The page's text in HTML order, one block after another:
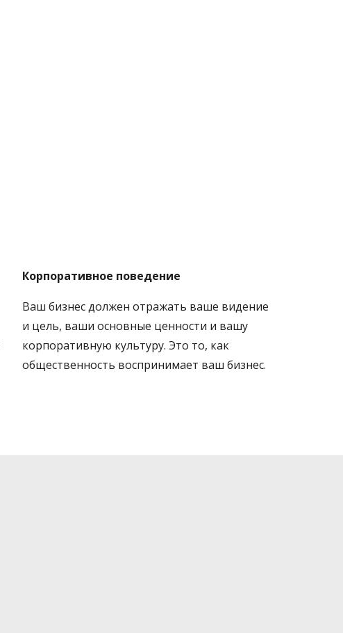
Корпоративное поведение
Ваш бизнес должен отражать ваше видение
и цель, ваши основные ценности и вашу
корпоративную культуру. Это то, как
общественность воспринимает ваш бизнес.